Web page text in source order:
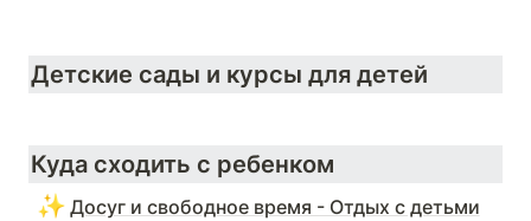
Детские сады и курсы для детей
Куда сходить с ребенком
✨ Досуг и свободное время - Отдых с детьми